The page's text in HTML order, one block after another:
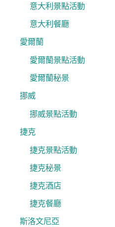
意大利景點活動
意大利餐廳
愛爾蘭
愛爾蘭景點活動
愛爾蘭秘景
挪威
挪威景點活動
捷克
捷克景點活動
捷克秘景
捷克酒店
捷克餐廳
斯洛文尼亞